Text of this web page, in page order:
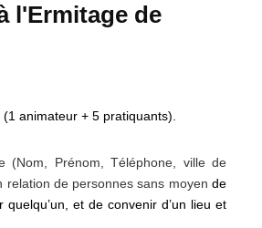
l'Ermitage de
animateur + 5 pratiquants).
(Nom, Prénom, Téléphone, ville de
de personnes sans moyen de
quelqu’un,
et de convenir d’un lieu et